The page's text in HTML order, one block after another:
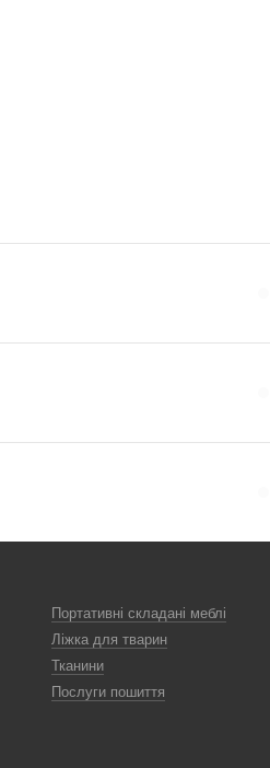
Портативні складані меблі
Ліжка для тварин
Тканини
Послуги пошиття